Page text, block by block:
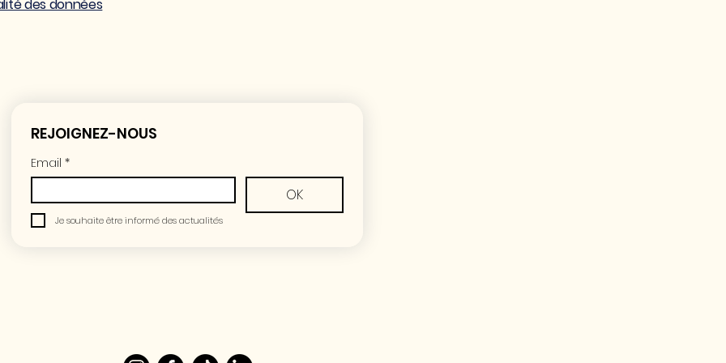
des données
REJOIGNEZ-NOUS
Email *
OK
Je souhaite être informé des actualités